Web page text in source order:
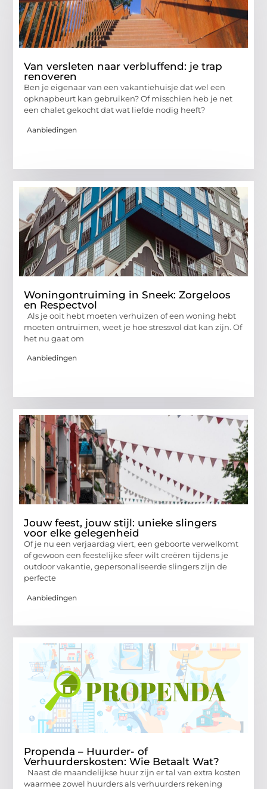
Van versleten naar verbluffend: je trap
renoveren
Ben je eigenaar van een vakantiehuisje dat wel een
opknapbeurt kan gebruiken? Of misschien heb je net
een chalet gekocht dat wat liefde nodig heeft?
Aanbiedingen
Woningontruiming in Sneek: Zorgeloos
en Respectvol
Als je ooit hebt moeten verhuizen of een woning hebt
moeten ontruimen, weet je hoe stressvol dat kan zijn. Of
het nu gaat om
Aanbiedingen
Jouw feest, jouw stijl: unieke slingers
voor elke gelegenheid
Of je nu een verjaardag viert, een geboorte verwelkomt
of gewoon een feestelijke sfeer wilt creëren tijdens je
outdoor vakantie, gepersonaliseerde slingers zijn de
perfecte
Aanbiedingen
Propenda – Huurder- of
Verhuurderskosten: Wie Betaalt Wat?
Naast de maandelijkse huur zijn er tal van extra kosten
waarmee zowel huurders als verhuurders rekening